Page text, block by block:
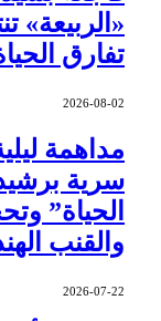
«الربيعة»
تفارق
2026-08-02
مداهمة
سرية
الحياة”
والقنب
2026-07-22